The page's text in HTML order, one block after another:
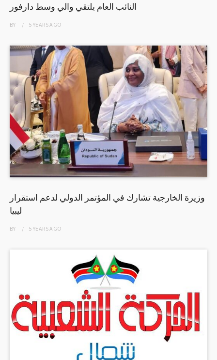
النائب العام يلتقي والي وسط دارفور
BY 5 YEARSAGO
وزيرة الخارجية تشارك في المؤتمر الدولي لدعم استقرار
ليبيا
BY 5 YEARSAGO